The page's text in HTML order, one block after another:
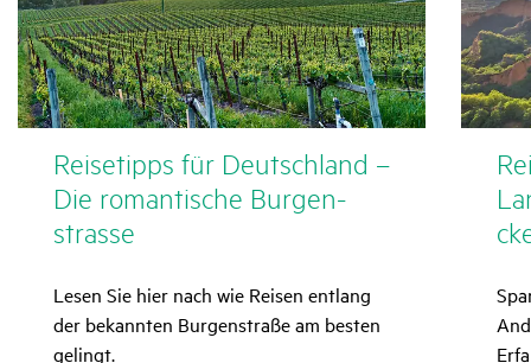
Reise­tipps für Deutsch­land –
Die roman­ti­sche Burgen­
strasse
Lesen Sie hier nach wie Reisen entlang
der bekannten Burgenstraße am besten
gelingt.